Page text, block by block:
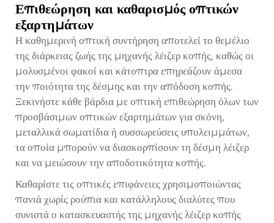
Επιθεώρηση και καθαρισμός οπτικών
εξαρτημάτων
Η καθημερινή οπτική συντήρηση αποτελεί το θεμέλιο
της διάρκειας ζωής της μηχανής λέιζερ κοπής, καθώς οι
μολυσμένοι φακοί και κάτοπτρα επηρεάζουν άμεσα
την ποιότητα της δέσμης και την απόδοση κοπής.
Ξεκινήστε κάθε βάρδια με οπτική επιθεώρηση όλων των
προσβάσιμων οπτικών εξαρτημάτων για σκόνη,
μεταλλικά σωματίδια ή συσσωρεύσεις υπολειμμάτων,
τα οποία μπορούν να διασκορπίσουν τη δέσμη λέιζερ
και να μειώσουν την αποδοτικότητα κοπής.
Καθαρίστε τις οπτικές επιφάνειες χρησιμοποιώντας
πανιά χωρίς ρούπια και κατάλληλους διαλύτες που
συνιστά ο κατασκευαστής της μηχανής λέιζερ κοπής